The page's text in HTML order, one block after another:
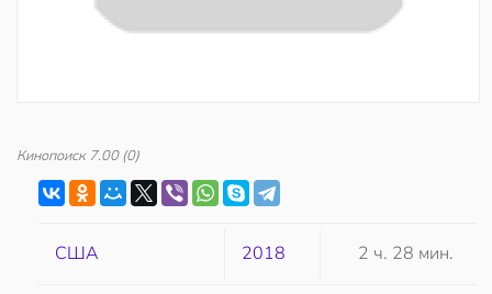
Кинопоиск 7.00(0)
США 2018 2 ч. 28 мин.